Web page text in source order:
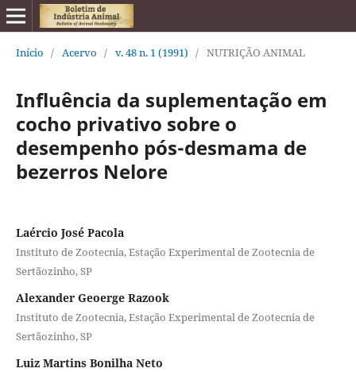
Início / Acervo / v. 48 n. 1 (1991) / NUTRIÇÃO ANIMAL
Influência da suplementação em
cocho privativo sobre o
desempenho pós-desmama de
bezerros Nelore
Laércio José Pacola
Instituto de Zootecnia, Estação Experimental de Zootecnia de
Sertãozinho, SP
Alexander Geoerge Razook
Instituto de Zootecnia, Estação Experimental de Zootecnia de
Sertãozinho, SP
Luiz Martins Bonilha Neto